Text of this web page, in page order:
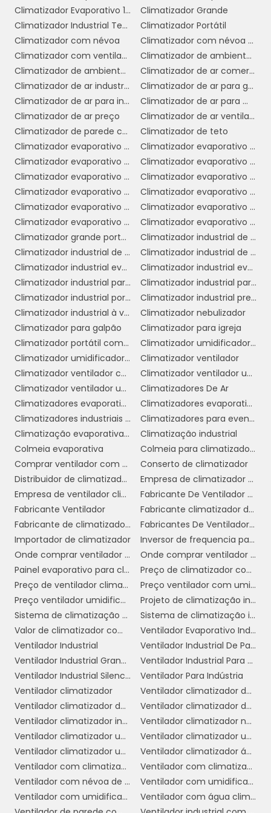
Facilidade de instalação e
manutenção:A instalação de climatizadores
é geralmente mais simples e menos custosa do
que a de sistemas de ar condicionado. Além
disso, a manutenção é menos complexa, o que
garante um funcionamento contínuo e eficaz
dos equipamentos.
Sustentabilidade:
Ao utilizar um processo
de evaporação, os climatizadores consomem
menos recursos e têm um impacto ambiental
menor em comparação com outros sistemas de
climatização. Isso é um ponto positivo para
empresas que buscam adotar práticas mais
sustentáveis.
Versatilidade:Os climatizadores podem
ser adaptados a diferentes tamanhos e
configurações de galpões, permitindo que as
empresas personalizem sua solução de
climatização de acordo com suas necessidades
específicas.
Com todos esses benefícios, fica claro que
investir em um climatizador para galpão não
é apenas uma questão de conforto, mas
também uma estratégia inteligente para
melhorar a eficiência e a saúde no ambiente
de trabalho.
COMO ESCOLHER O
CLIMATIZADOR IDEAL PARA
SUA EMPRESA
Escolher o climatizador ideal para sua
empresa pode parecer uma tarefa
desafiadora, mas com as informações
corretas, você pode tomar uma decisão
informada que atenderá às suas
necessidades específicas. Aqui estão algumas
dicas para ajudá-lo nesse processo:
Determine o tamanho do espaço:O
primeiro passo é calcular a área do galpão ou
ambiente que precisa ser climatizado.
Climatizadores têm diferentes capacidades de
resfriamento, geralmente medidas em metros
cúbicos por hora (m³/h). É fundamental
escolher um modelo que tenha a capacidade
adequada para o volume de ar do espaço.
Considere a carga térmica:Avalie as
fontes de calor no ambiente, como máquinas,
equipamentos e o número de pessoas que
trabalham no espaço. Esses fatores influenciam
a carga térmica e, consequentemente, a
Climatizador Evaporativo 110v
Climatizador Grande
Climatizador Industrial Teto
Climatizador Portátil
Climatizador com névoa
Climatizador com névoa de água
Climatizador com ventilador
Climatizador de ambiente industrial
Climatizador de ambientes comerciais
Climatizador de ar comercial
Climatizador de ar industrial
Climatizador de ar para galpão
Climatizador de ar para indústria
Climatizador de ar para mercado
Climatizador de ar preço
Climatizador de ar ventilador
Climatizador de parede comercial
Climatizador de teto
Climatizador evaporativo comercial
Climatizador evaporativo comercial preço
Climatizador evaporativo de ar
Climatizador evaporativo de parede
Climatizador evaporativo de parede preço
Climatizador evaporativo de teto
Climatizador evaporativo industrial
Climatizador evaporativo industrial portátil
Climatizador evaporativo para academia
Climatizador evaporativo portátil
Climatizador evaporativo portátil preço
Climatizador evaporativo valor
Climatizador grande portátil
Climatizador industrial de ar
Climatizador industrial de parede
Climatizador industrial de parede preço
Climatizador industrial evaporativo
Climatizador industrial evaporativo de ambientes portátil
Climatizador industrial para galpão
Climatizador industrial para igrejas
Climatizador industrial portátil
Climatizador industrial preço
Climatizador industrial à venda
Climatizador nebulizador
Climatizador para galpão
Climatizador para igreja
Climatizador portátil com água
Climatizador umidificador industrial
Climatizador umidificador ventilador
Climatizador ventilador
Climatizador ventilador com água
Climatizador ventilador umidificador de ar
Climatizador ventilador umidificador de parede a água
Climatizadores De Ar
Climatizadores evaporativo comercial e industrial
Climatizadores evaporativos
Climatizadores industriais portáteis
Climatizadores para eventos
Climatização evaporativa industrial
Climatização industrial
Colmeia evaporativa
Colmeia para climatizador preço
Comprar ventilador com climatizador
Conserto de climatizador
Distribuidor de climatizador evaporativo
Empresa de climatizador evaporativo
Empresa de ventilador climatizador industrial
Fabricante De Ventilador Climatizador Umidificador
Fabricante Ventilador
Fabricante climatizador de ar
Fabricante de climatizador industrial
Fabricantes De Ventiladores Industriais
Importador de climatizador
Inversor de frequencia para climatizador
Onde comprar ventilador climatizador
Onde comprar ventilador climatizador em sp
Painel evaporativo para climatizador
Preço de climatizador com névoa
Preço de ventilador climatizador industrial
Preço ventilador com umidificador
Preço ventilador umidificador climatizador
Projeto de climatização industrial
Sistema de climatização evaporativa
Sistema de climatização industrial
Valor de climatizador com névoa
Ventilador Evaporativo Industrial
Ventilador Industrial
Ventilador Industrial De Parede
Ventilador Industrial Grande
Ventilador Industrial Para Galpão
Ventilador Industrial Silencioso
Ventilador Para Indústria
Ventilador climatizador
Ventilador climatizador de ar
Ventilador climatizador de coluna
Ventilador climatizador de parede
Ventilador climatizador industrial
Ventilador climatizador nebulizador aspersor de água
Ventilador climatizador umidificador
Ventilador climatizador umidificador industrial
Ventilador climatizador umidificador parede industrial
Ventilador climatizador água
Ventilador com climatizador
Ventilador com climatizador de água
Ventilador com névoa de água preço
Ventilador com umidificador
Ventilador com umidificador industrial
Ventilador com água climatizador